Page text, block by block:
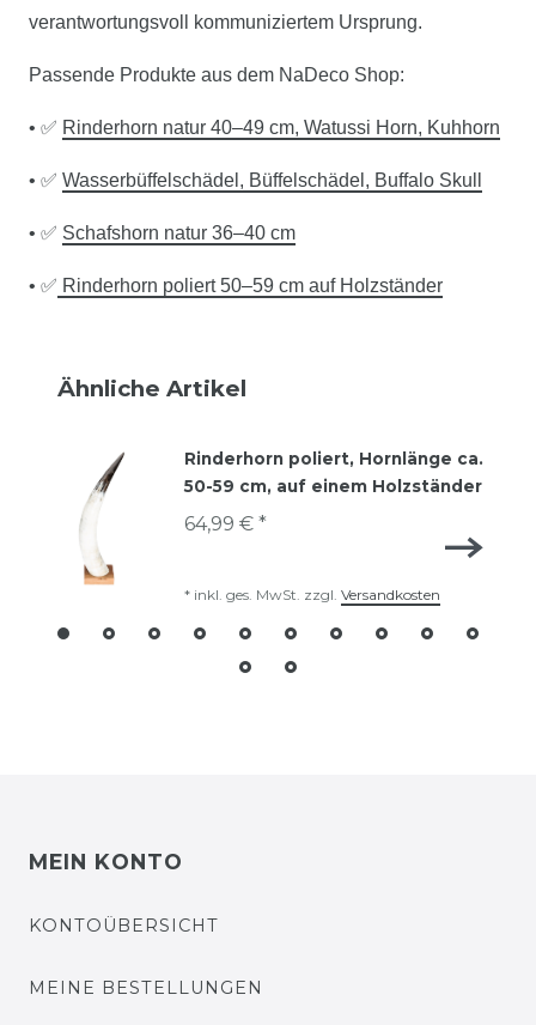
verantwortungsvoll kommuniziertem Ursprung.
Passende Produkte aus dem NaDeco Shop:
• ✅ Rinderhorn natur 40–49 cm, Watussi Horn, Kuhhorn
• ✅ Wasserbüffelschädel, Büffelschädel, Buffalo Skull
• ✅ Schafshorn natur 36–40 cm
• ✅ Rinderhorn poliert 50–59 cm auf Holzständer
Ähnliche Artikel
Rinderhorn poliert, Hornlänge ca.
50-59 cm, auf einem Holzständer
64,99 € *
* inkl. ges. MwSt. zzgl. Versandkosten
MEIN KONTO
KONTOÜBERSICHT
MEINE BESTELLUNGEN